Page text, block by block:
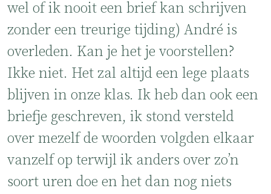
wel of ik nooit een brief kan schrijven
zonder een treurige tijding) André is
overleden. Kan je het je voorstellen?
Ikke niet. Het zal altijd een lege plaats
blijven in onze klas. Ik heb dan ook een
briefje geschreven, ik stond versteld
over mezelf de woorden volgden elkaar
vanzelf op terwijl ik anders over zo’n
soort uren doe en het dan nog niets